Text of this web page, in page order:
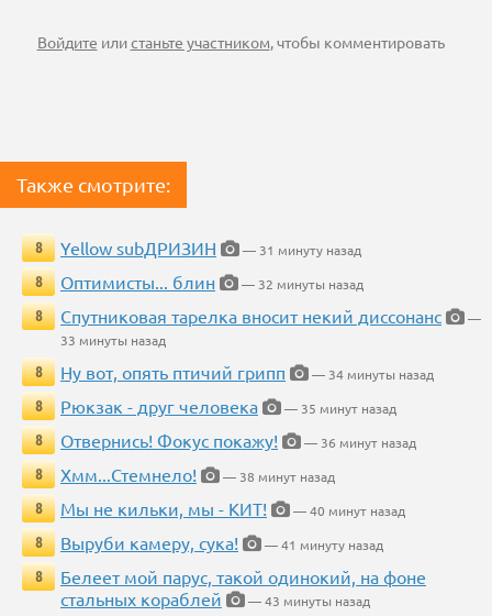
Войдите илистаньте участником, чтобы комментировать
Также смотрите:
8 Yellow subДРИЗИН
— 31 минуту назад
8
Оптимисты... блин
— 32 минуты назад
8
Спутниковая тарелка вносит некий диссонанс
—
33 минуты назад
8
Ну вот, опять птичий грипп
— 34 минуты назад
8
Рюкзак - друг человека
— 35 минут назад
8
Отвернись! Фокус покажу!
— 36 минут назад
8
Хмм...Стемнело!
— 38 минут назад
8
Мы не кильки, мы - КИТ!
— 40 минут назад
8
Выруби камеру, сука!
— 41 минуту назад
8
Белеет мой парус, такой одинокий, на фоне
стальных кораблей
— 43 минуты назад